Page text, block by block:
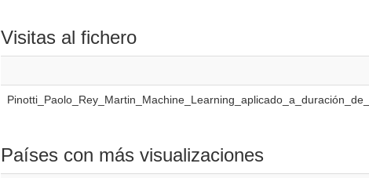
Visitas al fichero
Países con más visualizaciones